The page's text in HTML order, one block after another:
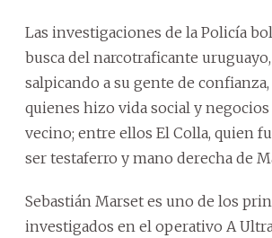
Las investigaciones de la Policía
busca del narcotraficante
salpicando a su gente de
quienes hizo vida social y negocios
vecino; entre ellos El Colla, quien
ser testaferro y mano derecha de
Sebastián Marset es uno de los
investigados en el operativo A